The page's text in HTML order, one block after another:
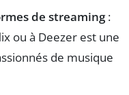
de streaming:
ou à Deezer est une
de musique